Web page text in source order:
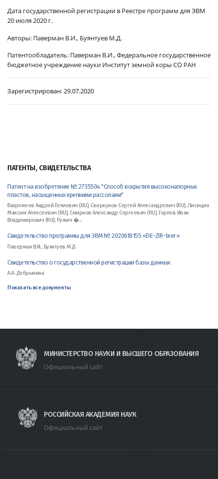
ПАТЕНТЫ, СВИДЕТЕЛЬСТВА
Патент на изобретение № 2735504 "Способ вскрытия высоконапорных
пластов, насыщенных крепкими рассолами"
Вахромеев Андрей Гелиевич (RU), Сверкунов Сергей Александрович (RU), Лисицин
Максим Алексеевич (RU), Смирнов Александр Сергеевич (RU), Горлов Иван
Владимирович (RU), Ружич �...
Свидетельство программы для ЭВМ № 2020618155 «DE-ZIR-teer»
Паверман В.И., Буянтуев М.Д.
Свидетельство о государственной регистрации базы данных
А.А. Добрынина
Показать все документы
Дата государственной регистрации в Реестре программ для ЭВМ
20 июля 2020 г.
Авторы: Паверман В.И., Буянтуев М.Д.
Патентообладатель: Паверман В.И., Федеральное государственное
бюджетное учреждение науки Институт земной коры СО РАН
Зарегистрирован:29.07.2020
МИНИСТЕРСТВО НАУКИ И ВЫСШЕГО ОБРАЗОВАНИЯ
Официальный сайт
РОССИЙСКАЯ АКАДЕМИЯ НАУК
Официальный сайт